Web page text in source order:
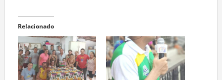
Relacionado